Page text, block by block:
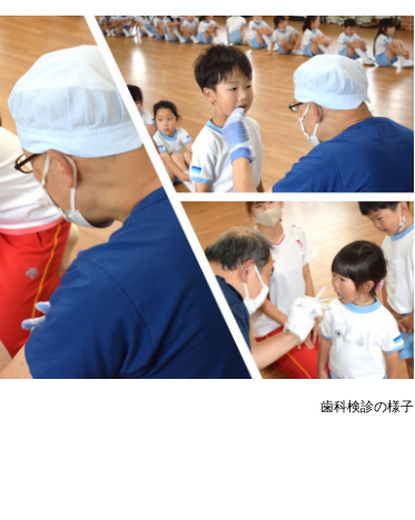
検診の様子